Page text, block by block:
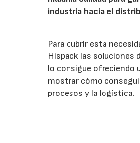
industria hacia el
Para cubrir esta
Hispack las soluciones
lo consigue ofreciendo
mostrar cómo
procesos y la logística.